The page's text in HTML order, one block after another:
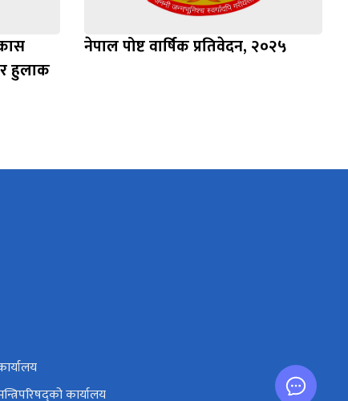
र हुलाक
नेपाल पोष्ट वार्षिक प्रतिवेदन, २०२५
कार्यालय